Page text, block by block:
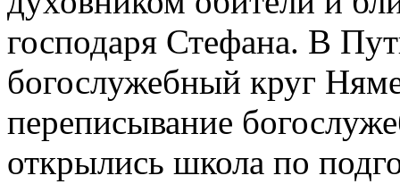
господаря Стефана. В
богослужебный круг
переписывание
открылись школа по